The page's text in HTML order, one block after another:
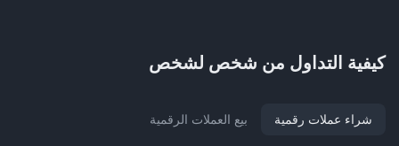
كيفية التداول من شخص لشخص
شراء عملات رقمية بيع العملات الرقمية